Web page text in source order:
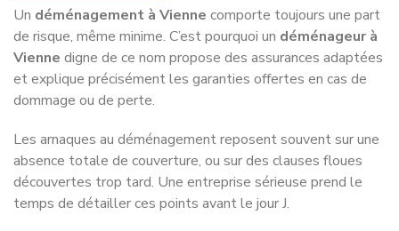
Un déménagement à Vienne comporte toujours une part
de risque, même minime. C’est pourquoi un déménageur à
Vienne digne de ce nom propose des assurances adaptées
et explique précisément les garanties offertes en cas de
dommage ou de perte.
Les arnaques au déménagement reposent souvent sur une
absence totale de couverture, ou sur des clauses floues
découvertes trop tard. Une entreprise sérieuse prend le
temps de détailler ces points avant le jour J.